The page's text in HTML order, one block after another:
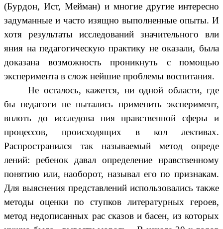
(Бурдон, Ист, Мейман) и многие другие интересно
задуманные и часто изящно выполненные опыты. И
хотя результаты исследований значительного вли
яния на педагогическую практику не оказали, была
доказана возможность проникнуть с помощью
эксперимента в слож нейшие проблемы воспитания.
Не осталось, кажется, ни одной области, где
бы педагоги не пытались применить эксперимент,
вплоть до исследова ния нравственной сферы и
процессов, происходящих в кол лективах.
Распространился так называемый метод опреде
лений: ребенок давал определение нравственному
понятию или, наоборот, называл его по признакам.
Для выяснения представлений использовались также
методы оценки по ступков литературных героев,
метод недописанных рас сказов и басен, из которых